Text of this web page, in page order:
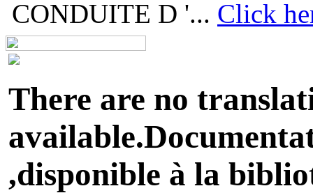
CONDUITE D '... Click
There are no
,disponible à la